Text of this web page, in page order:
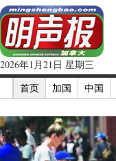
2026年1月21日 星期三
首页
加国 中国